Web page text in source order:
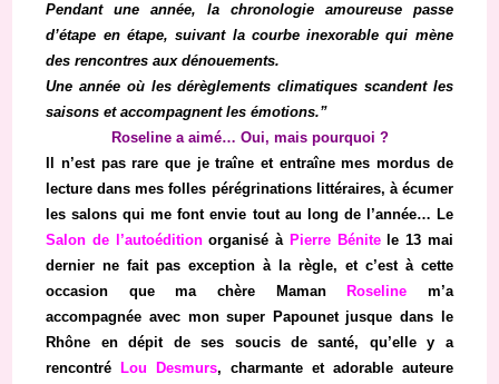
Pendant une année, la chronologie amoureuse passe
d’étape en étape, suivant la courbe inexorable qui mène
des rencontres aux dénouements.
Une année où les dérèglements climatiques scandent les
saisons et accompagnent les émotions.”
Roseline a aimé… Oui, mais pourquoi ?
Il n’est pas rare que je traîne et entraîne mes mordus de
lecture dans mes folles pérégrinations littéraires, à écumer
les salons qui me font envie tout au long de l’année… Le
Salon de l’autoéditionorganisé à Pierre Bénitele 13 mai
dernier ne fait pas exception à la règle, et c’est à cette
occasion que ma chère Maman
Roseline m’a
accompagnée avec mon super Papounet jusque dans le
Rhône en dépit de ses soucis de santé, qu’elle y a
rencontré
Lou Desmurs, charmante et adorable auteure